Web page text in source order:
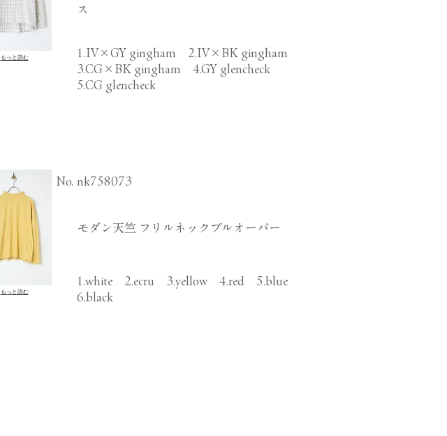
もっと読む
ス
1.IV×GY gingham 2.IV×BK gingham
3.CG×BK gingham 4.GY glencheck
5.CG glencheck
もっと読む
​No. nk758073
モダン天竺 フリルネックプルオーバー
1.white 2.ecru 3.yellow 4.red 5.blue
6.black